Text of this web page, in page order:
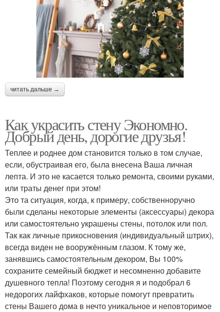
читать дальше →
Как украсить стену Экономно.
Добрый день, дорогие друзья!
Теплее и роднее дом становится только в том случае,
если, обустраивая его, была внесена Ваша личная
лепта. И это не касается только ремонта, своими руками,
или траты денег при этом!
Это та ситуация, когда, к примеру, собственноручно
были сделаны некоторые элементы (аксессуары) декора
или самостоятельно украшены стены, потолок или пол.
Так как личные прикосновения (индивидуальный штрих),
всегда виден не вооружённым глазом. К тому же,
занявшись самостоятельным декором, Вы 100%
сохраните семейный бюджет и несомненно добавите
душевного тепла! Поэтому сегодня я и подобрал 6
недорогих лайфхаков, которые помогут превратить
стены Вашего дома в нечто уникальное и неповторимое